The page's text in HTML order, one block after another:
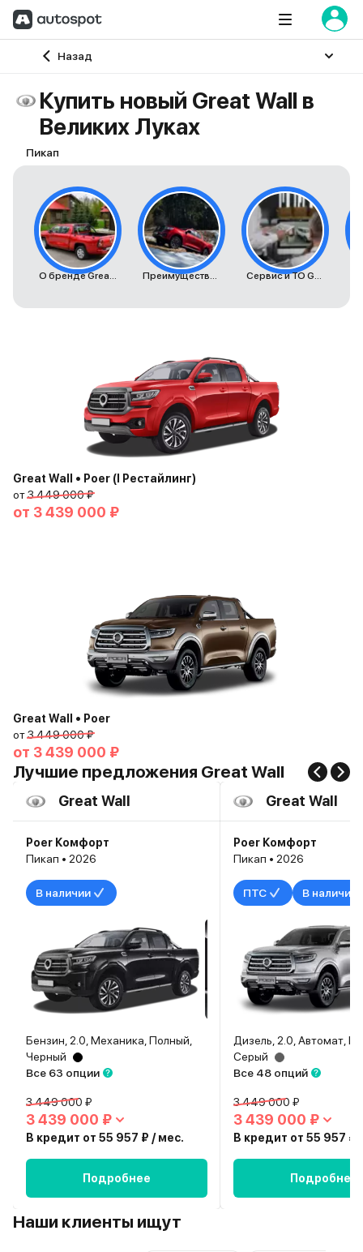
Назад
Главная
Купить новый Great Wall в
Великих Луках
Пикап
О бренде Great Wall Преимущества автомобилей Great Wall Сервис и ТО Great Wall
Great Wall • Poer (I Рестайлинг)
от3 449 000 ₽
от 3 439 000 ₽
Great Wall • Poer
от3 449 000 ₽
от 3 439 000 ₽
Лучшие предложения Great Wall
Great Wall
Poer Комфорт
Пикап • 2026
В наличии
Бензин, 2.0, Механика, Полный,
Черный
Все 63 опции
3 449 000 ₽
3 439 000 ₽
В кредит от 55 957 ₽ / мес.
Подробнее
Great Wall
Poer Комфорт
Пикап • 2026
ПТС В наличии
Дизель, 2.0, Автомат,
Серый
Все 48 опций
3 449 000 ₽
3 439 000 ₽
В кредит от 55 957 ₽
Подробнее
Наши клиенты ищут